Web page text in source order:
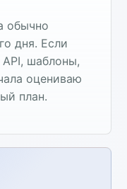
обычно
дня. Если
шаблоны,
оцениваю
план.